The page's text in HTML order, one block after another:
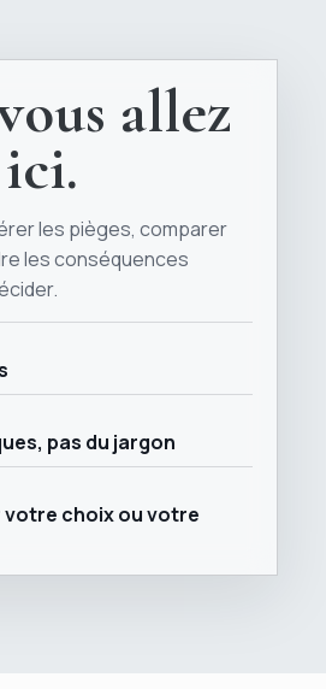
allez
les pièges, comparer
les conséquences
pas du jargon
votre choix ou votre